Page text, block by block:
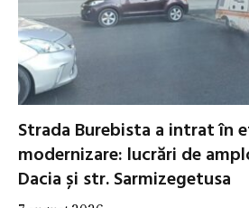
Strada Burebista a intrat în
modernizare: lucrări de
Dacia și str. Sarmizegetusa